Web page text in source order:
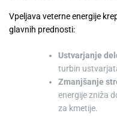
Vpeljava veterne energije
glavnih prednosti:
Ustvarjanje
turbin
Zmanjšanje
energije zniža
za kmetije.